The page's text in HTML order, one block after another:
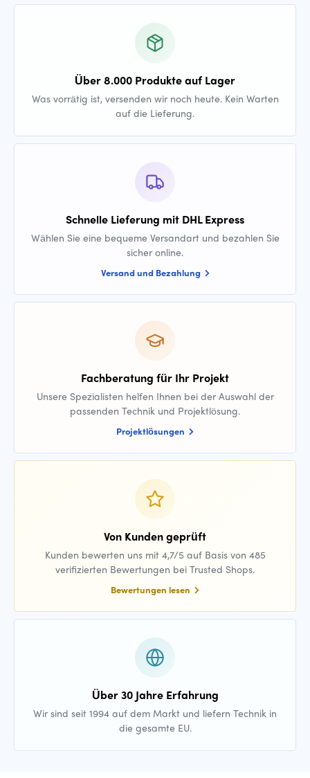
Über 8.000 Produkte auf Lager
Was vorrätig ist, versenden wir noch heute. Kein Warten
auf die Lieferung.
Schnelle Lieferung mit DHL Express
Wählen Sie eine bequeme Versandart und bezahlen Sie
sicher online.
Versand und Bezahlung
Fachberatung für Ihr Projekt
Unsere Spezialisten helfen Ihnen bei der Auswahl der
passenden Technik und Projektlösung.
Projektlösungen
Von Kunden geprüft
Kunden bewerten uns mit 4,7/5 auf Basis von 485
verifizierten Bewertungen bei Trusted Shops.
Bewertungen lesen
Über 30 Jahre Erfahrung
Wir sind seit 1994 auf dem Markt und liefern Technik in
die gesamte EU.